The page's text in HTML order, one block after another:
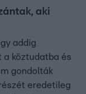
aki
addig
a köztudatba és
gondolták
eredetileg